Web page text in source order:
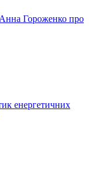
Гороженко про
енергетичних